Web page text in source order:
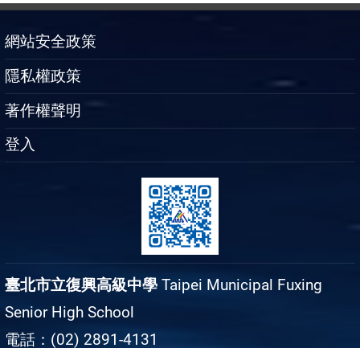
網站安全政策
隱私權政策
著作權聲明
登入
臺北市立復興高級中學 Taipei Municipal Fuxing
Senior High School
電話：(02) 2891-4131